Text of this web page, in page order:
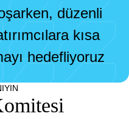
düzenli
kısa
hedefliyoruz